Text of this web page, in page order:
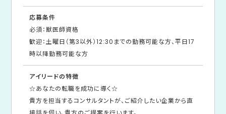
応募条件
必須：獣医師資格
歓迎：土曜日（第3以外）12:30までの勤務可能な方、平日17
時以降勤務可能な方
アイリードの特徴
☆あなたの転職を成功に導く☆
貴方を担当するコンサルタントが、ご紹介したい企業から直